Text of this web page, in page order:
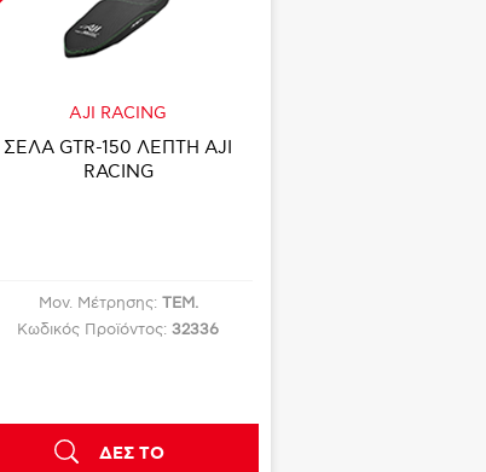
AJI RACING
ΣΕΛΑ GTR-150 ΛΕΠΤΗ AJI
RACING
Μον. Μέτρησης: ΤΕΜ.
Κωδικός Προϊόντος: 32336
ΔΕΣ ΤΟ